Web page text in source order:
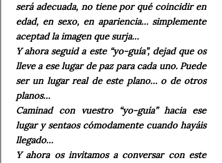
será adecuada, no tiene por qué coincidir en
edad, en sexo, en apariencia… simplemente
aceptad la imagen que surja…
Y ahora seguid a este “yo-guía”, dejad que os
lleve a ese lugar de paz para cada uno. Puede
ser un lugar real de este plano… o de otros
planos…
Caminad con vuestro “yo-guía” hacia ese
lugar y sentaos cómodamente cuando hayáis
llegado…
Y ahora os invitamos a conversar con este